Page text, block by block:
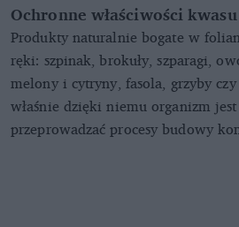
Ochronne właściwości
Produkty naturalnie bogate w
ręki: szpinak, brokuły, szparagi,
melony i cytryny, fasola, grzyby
właśnie dzięki niemu organizm
przeprowadzać procesy budowy